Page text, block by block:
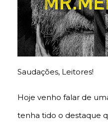
Saudações, Leitores!
Hoje venho falar de
tenha tido o destaque